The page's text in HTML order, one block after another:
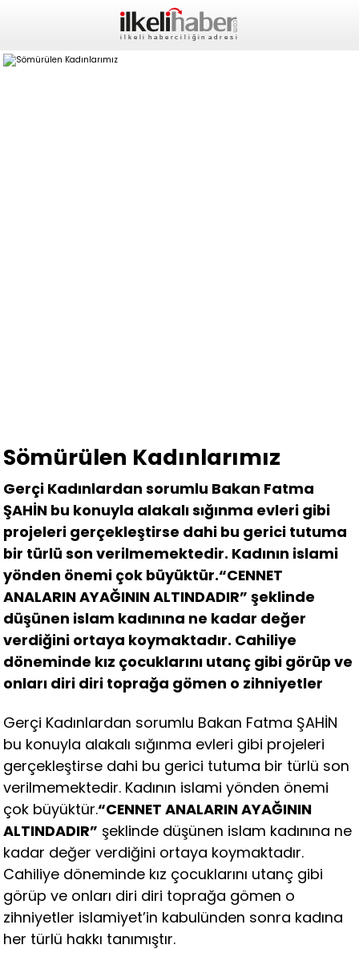
Sömürülen Kadınlarımız
Gerçi Kadınlardan sorumlu Bakan Fatma
ŞAHİN bu konuyla alakalı sığınma evleri gibi
projeleri gerçekleştirse dahi bu gerici tutuma
bir türlü son verilmemektedir. Kadının islami
yönden önemi çok büyüktür.“CENNET
ANALARIN AYAĞININ ALTINDADIR” şeklinde
düşünen islam kadınına ne kadar değer
verdiğini ortaya koymaktadır. Cahiliye
döneminde kız çocuklarını utanç gibi görüp ve
onları diri diri toprağa gömen o zihniyetler
Gerçi Kadınlardan sorumlu Bakan Fatma ŞAHİN
bu konuyla alakalı sığınma evleri gibi projeleri
gerçekleştirse dahi bu gerici tutuma bir türlü son
verilmemektedir. Kadının islami yönden önemi
çok büyüktür.“CENNET ANALARIN AYAĞININ
ALTINDADIR” şeklinde düşünen islam kadınına ne
kadar değer verdiğini ortaya koymaktadır.
Cahiliye döneminde kız çocuklarını utanç gibi
görüp ve onları diri diri toprağa gömen o
zihniyetler islamiyet’in kabulünden sonra kadına
her türlü hakkı tanımıştır.